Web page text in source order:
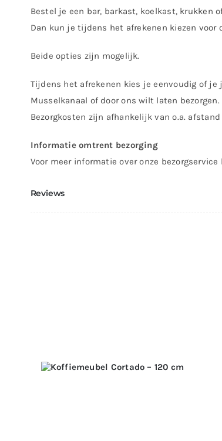
Strak
aantal
Bestel je een bar, barkast, koelkast, krukken
Dan kun je tijdens het afrekenen kiezen voor
Beide opties zijn mogelijk.
Tijdens het afrekenen kies je eenvoudig of
Musselkanaal of door ons wilt laten bezorgen.
Bezorgkosten zijn afhankelijk van o.a.
Informatie omtrent bezorging
Voor meer informatie over onze bezorgservice
Reviews